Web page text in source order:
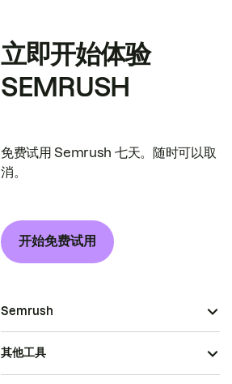
立即开始体验
SEMRUSH
免费试用 Semrush 七天。随时可以取
消。
开始免费试用
Semrush
其他工具